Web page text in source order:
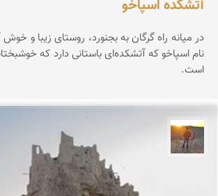
آتشکده اسپاخو
در میانه راه گرگان به بجنورد، روستای زیبا و
نام اسپاخو که آتشکده‌ای باستانی دارد که
است.